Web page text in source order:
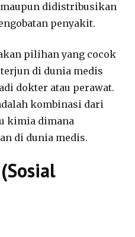
didistribusikan
penyakit.
pilihan yang cocok
di dunia medis
dokter atau perawat.
kombinasi dari
kimia dimana
di dunia medis.